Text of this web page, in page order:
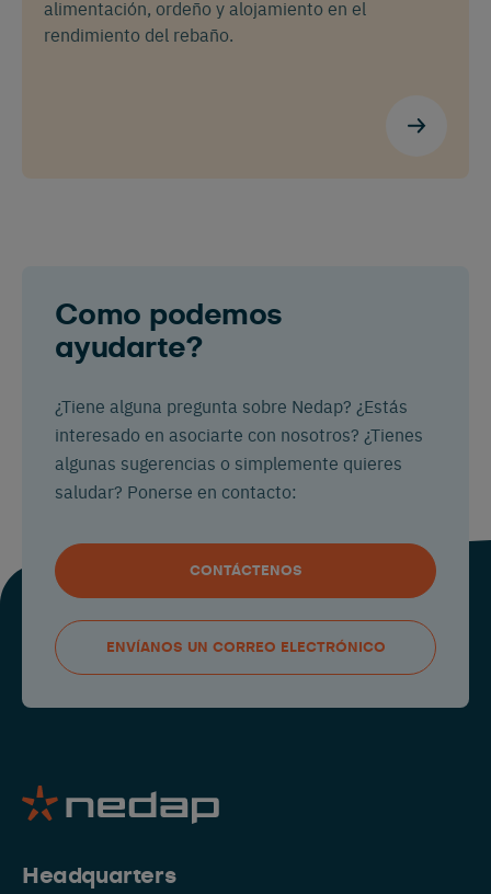
alimentación, ordeño y alojamiento en el
rendimiento del rebaño.
Como podemos
ayudarte?
¿Tiene alguna pregunta sobre Nedap? ¿Estás
interesado en asociarte con nosotros? ¿Tienes
algunas sugerencias o simplemente quieres
saludar? Ponerse en contacto:
CONTÁCTENOS
ENVÍANOS UN CORREO ELECTRÓNICO
Headquarters